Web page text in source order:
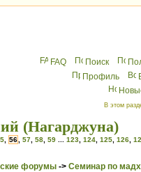
FAQ Поиск
Профиль
В этом
(Нагарджуна)
56 57 58 59 123 124 125 126
форумы -> Семинар по